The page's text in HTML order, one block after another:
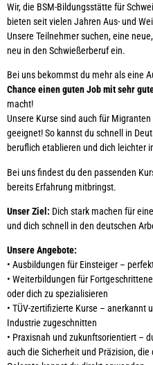
Wir, die BSM-Bildungsstätte für
bieten seit vielen Jahren Aus- und
Unsere Teilnehmer suchen, eine
neu in den Schwießerberuf ein.
Bei uns bekommst du mehr als eine
Chance einen guten Job mit sehr
macht!
Unsere Kurse sind auch für
geeignet! So kannst du schnell in
beruflich etablieren und dich leichter
Bei uns findest du den passenden
bereits Erfahrung mitbringst.
Unser Ziel: Dich stark machen für
und dich schnell in den deutschen
Unsere Angebote:
• Ausbildungen für Einsteiger –
• Weiterbildungen für
oder dich zu spezialisieren
• TÜV-zertifizierte Kurse – anerkannt
Industrie zugeschnitten
• Praxisnah und zukunftsorientiert –
auch die Sicherheit und Präzision,